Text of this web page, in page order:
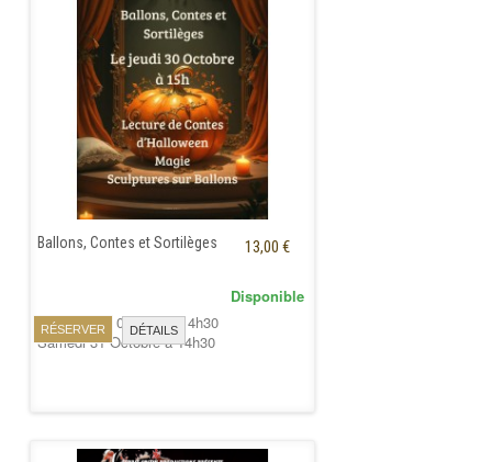
CONTACT
Ballons, Contes et Sortilèges 13,00 €
RÉSERVER DÉTAILS
Disponible
Vendredi 30 0ctobre à 14h30
Samedi 31 Octobre à 14h30